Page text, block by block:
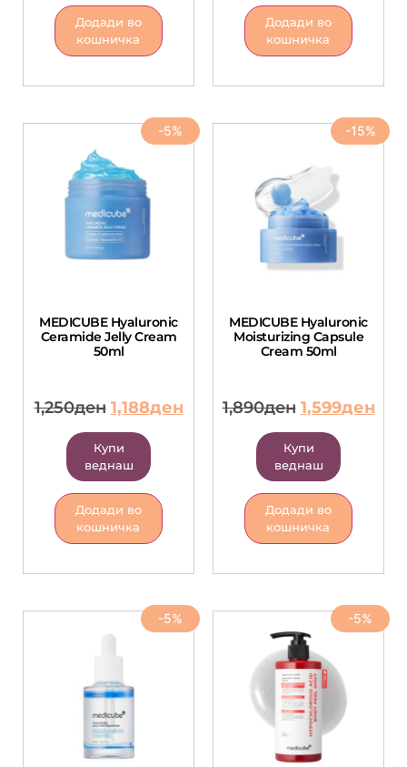
Додади во
кошничка
Додади во
кошничка
-5%
MEDICUBE Hyaluronic
Ceramide Jelly Cream
50ml
1,250ден 1,188ден
Купи
веднаш
Додади во
кошничка
-15%
MEDICUBE Hyaluronic
Moisturizing Capsule
Cream 50ml
1,890ден 1,599ден
Купи
веднаш
Додади во
кошничка
-5% -5%